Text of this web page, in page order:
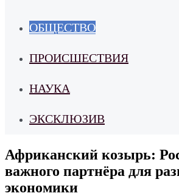
ОБЩЕСТВО
ПРОИСШЕСТВИЯ
НАУКА
ЭКСКЛЮЗИВ
Африканский козырь:
важного партнёра для
экономики